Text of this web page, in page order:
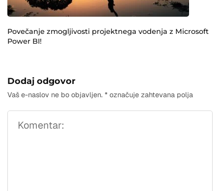
Povečanje zmogljivosti projektnega vodenja z Microsoft
Power BI!
Dodaj odgovor
Vaš e-naslov ne bo objavljen. * označuje zahtevana polja